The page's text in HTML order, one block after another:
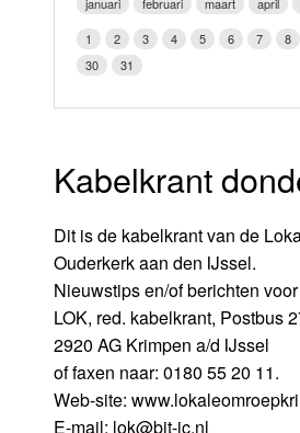
LOK schijf
Oude LOK
1
2 3 4 5 6 7 8
30
31
Kabelkrant
Dit is de kabelkrant van de
Ouderkerk aan den IJssel.
Nieuwstips en/of berichten
LOK, red. kabelkrant, Postbus
2920 AG Krimpen a/d IJssel
of faxen naar: 0180 55 20 11.
Web-site:
E-mail: lok@bit-ic.nl